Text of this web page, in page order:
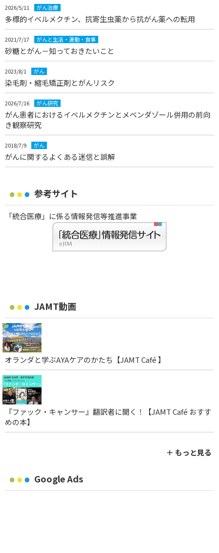
2026/5/11 がん治療
多標的イベルメクチン、抗寄生虫薬から抗がん薬への転用
2021/7/17 がんと生活・運動・食事
砂糖とがん－知っておきたいこと
2023/8/1 がん
染毛剤・縮毛矯正剤とがんリスク
2026/7/16 がん研究
がん患者におけるイベルメクチンとメベンダゾール併用の前向
き観察研究
2018/7/9 がん
がんに関するよくある迷信と誤解
参考サイト
「統合医療」に係る情報発信等推進事業
JAMT動画
オランダと学ぶAYAケアのかたち【JAMT Café 】
『ファック・キャンサー』翻訳者に聞く！【JAMT Café おすす
めの本】
＋ もっと見る
Google Ads